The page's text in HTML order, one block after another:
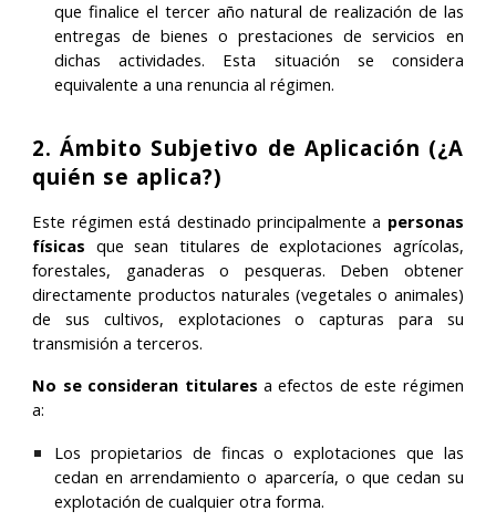
que finalice el tercer año natural de realización de las
entregas de bienes o prestaciones de servicios en
dichas actividades. Esta situación se considera
equivalente a una renuncia al régimen.
2. Ámbito Subjetivo de Aplicación (¿A
quién se aplica?)
Este régimen está destinado principalmente a personas
físicas que sean titulares de explotaciones agrícolas,
forestales, ganaderas o pesqueras. Deben obtener
directamente productos naturales (vegetales o animales)
de sus cultivos, explotaciones o capturas para su
transmisión a terceros.
No se consideran titulares a efectos de este régimen
a:
Los propietarios de fincas o explotaciones que las
cedan en arrendamiento o aparcería, o que cedan su
explotación de cualquier otra forma.